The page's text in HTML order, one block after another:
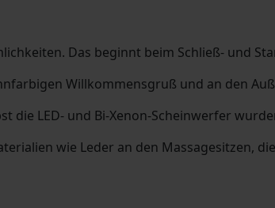
Das beginnt beim Schließ- und
Willkommensgruß und an den
die LED- und Bi-Xenon-Scheinwerfer
wie Leder an den Massagesitzen,